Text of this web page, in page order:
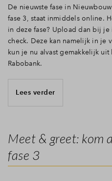
De nieuwste fase in
fase 3, staat inmiddels online.
in deze fase? Upload dan bij
check. Deze kan namelijk in je
kun je nu alvast gemakkelijk
Rabobank.
Lees verder
Meet & greet: kom
fase 3